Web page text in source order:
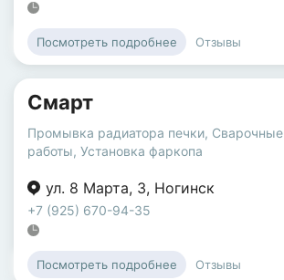
Посмотреть подробнее Отзывы
Смарт
Промывка радиатора печки, Сварочные
работы, Установка фаркопа
ул. 8 Марта, 3, Ногинск
+7 (925) 670-94-35
Посмотреть подробнее Отзывы